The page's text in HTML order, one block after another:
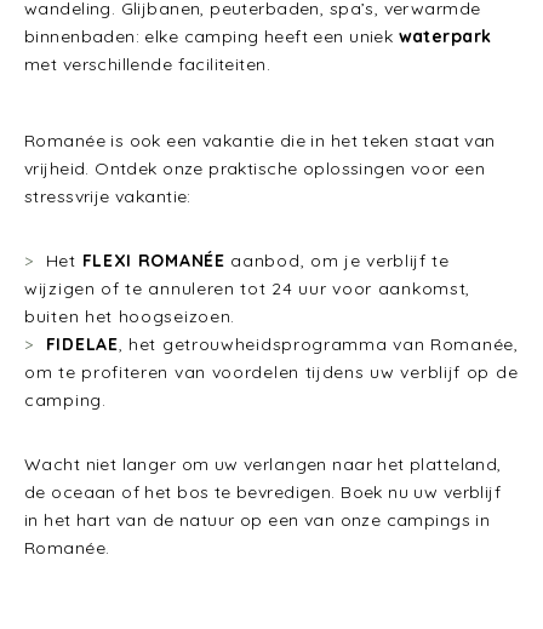
wandeling. Glijbanen, peuterbaden, spa’s, verwarmde
binnenbaden: elke camping heeft een uniek waterpark
met verschillende faciliteiten.
Romanée is ook een vakantie die in het teken staat van
vrijheid. Ontdek onze praktische oplossingen voor een
stressvrije vakantie:
Het FLEXI ROMANÉE aanbod, om je verblijf te
wijzigen of te annuleren tot 24 uur voor aankomst,
buiten het hoogseizoen.
FIDELAE, het getrouwheidsprogramma van Romanée,
om te profiteren van voordelen tijdens uw verblijf op de
camping.
Wacht niet langer om uw verlangen naar het platteland,
de oceaan of het bos te bevredigen. Boek nu uw verblijf
in het hart van de natuur op een van onze campings in
Romanée.